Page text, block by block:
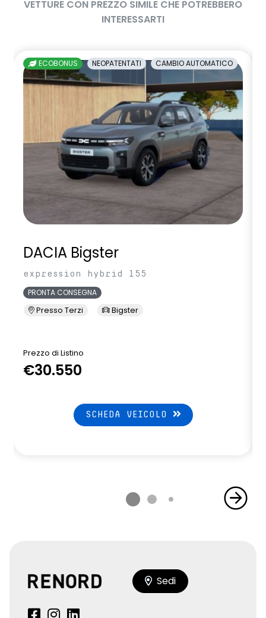
VETTURE CON PREZZO SIMILE CHE POTREBBERO
INTERESSARTI
ECOBONUS NEOPATENTATI CAMBIO AUTOMATICO
DACIA Bigster
expression hybrid 155
PRONTA CONSEGNA
Presso Terzi Bigster
Prezzo di Listino
€30.550
SCHEDA VEICOLO
Sedi